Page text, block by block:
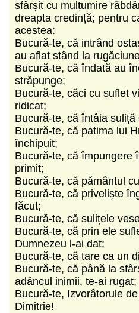
sfârșit cu mulțumire
dreapta credință; pentru
acestea:
Bucură-te, că intrând
au aflat stând la
Bucură-te, că îndată au
străpunge;
Bucură-te, căci cu suflet
ridicat;
Bucură-te, că întâia
Bucură-te, că patima lui
închipuit;
Bucură-te, că împungere
primit;
Bucură-te, că pământul
Bucură-te, că priveliște
făcut;
Bucură-te, că sulițele
Bucură-te, că prin ele
Dumnezeu l-ai dat;
Bucură-te, că tare ca un
Bucură-te, că până la
adâncul inimii, te-ai rugat;
Bucură-te, Izvorâtorule
Dimitrie!